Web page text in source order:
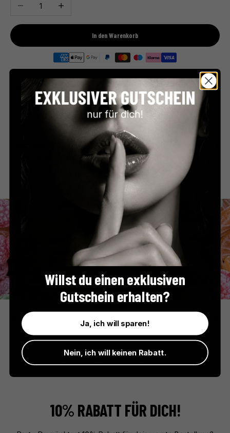
In den Warenkorb
Direkt aus Frankreich
Kostenloser Versand
ab €59 in Deutschland
Sicher bezahlen
Seit 1885 steht Bonbons Barnier für französische Süßwarenkunst
mit Herz und Tradition. In der Normandie entstehen in
Kupferkesseln handgerührte Bonbons, Lutscher und Karamellen
– bunt, aromatisch und so charmant wie ein Spaziergang durch
ein französisches Jahrmarkt-Dorf.
10% RABATT FÜR DICH!
Willst du einen exklusiven
Gutschein erhalten?
Ja, ich will sparen!
Nein, ich will keinen Rabatt.